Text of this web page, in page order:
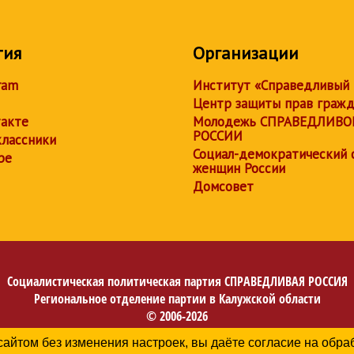
Организации
Институт «Справедливый
Центр защиты прав
Молодежь
РОССИИ
Социал-демократический
женщин России
Домсовет
Социалистическая политическая партия СПРАВЕДЛИВАЯ РОССИЯ
Региональное отделение партии в Калужской области
© 2006-2026
Политика в отношении обработки персональных данных
без изменения настроек, вы даёте согласие на